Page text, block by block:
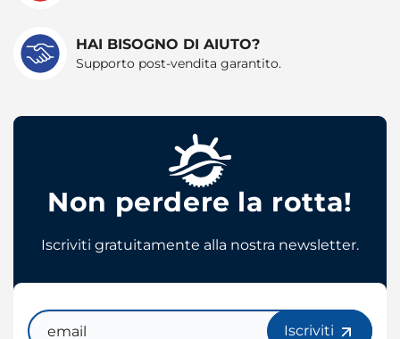
HAI BISOGNO DI AIUTO?
Supporto post-vendita garantito.
Non perdere la rotta!
Iscriviti gratuitamente alla nostra newsletter.
Email
Iscriviti